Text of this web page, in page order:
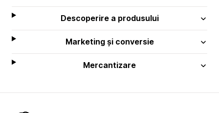
Descoperire a produsului
Marketing și conversie
Mercantizare